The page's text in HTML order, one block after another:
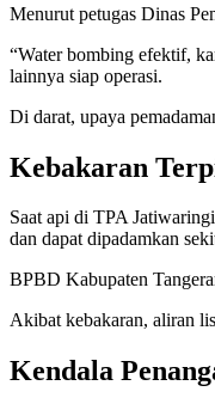
Menurut petugas Dinas
“Water bombing efektif,
lainnya siap operasi.
Di darat, upaya
Kebakaran
Saat api di TPA
dan dapat dipadamkan
BPBD Kabupaten
Akibat kebakaran, aliran
Kendala